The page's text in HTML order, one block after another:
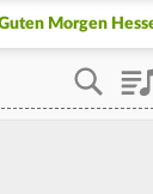
Morgen